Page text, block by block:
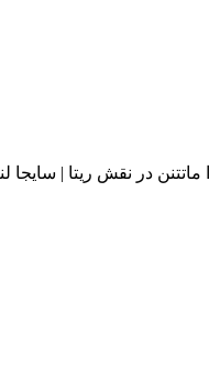
در نقش ریتا | سایجا